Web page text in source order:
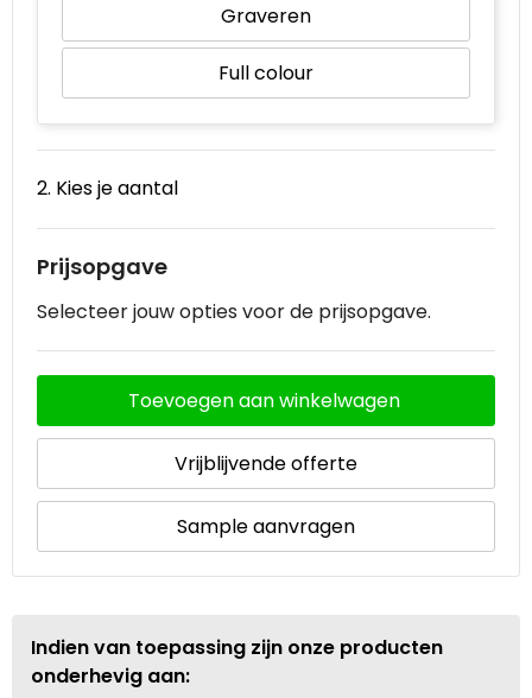
Graveren
Full colour
2. Kies je aantal
Prijsopgave
Selecteer jouw opties voor de prijsopgave.
Toevoegen aan winkelwagen
Vrijblijvende offerte
Sample aanvragen
Indien van toepassing zijn onze producten
onderhevig aan: